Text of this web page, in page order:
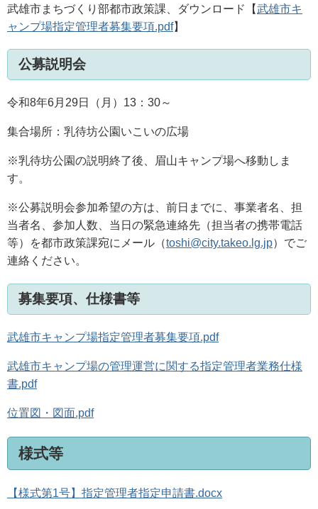
武雄市まちづくり部都市政策課、ダウンロード【武雄市キ
ャンプ場指定管理者募集要項.pdf】
公募説明会
令和8年6月29日（月）13：30～
集合場所：乳待坊公園いこいの広場
※乳待坊公園の説明終了後、眉山キャンプ場へ移動しま
す。
※公募説明会参加希望の方は、前日までに、事業者名、担
当者名、参加人数、当日の緊急連絡先（担当者の携帯電話
等）を都市政策課宛にメール（toshi@city.takeo.lg.jp）でご
連絡ください。
募集要項、仕様書等
武雄市キャンプ場指定管理者募集要項.pdf
武雄市キャンプ場の管理運営に関する指定管理者業務仕様
書.pdf
位置図・図面.pdf
様式等
【様式第1号】指定管理者指定申請書.docx